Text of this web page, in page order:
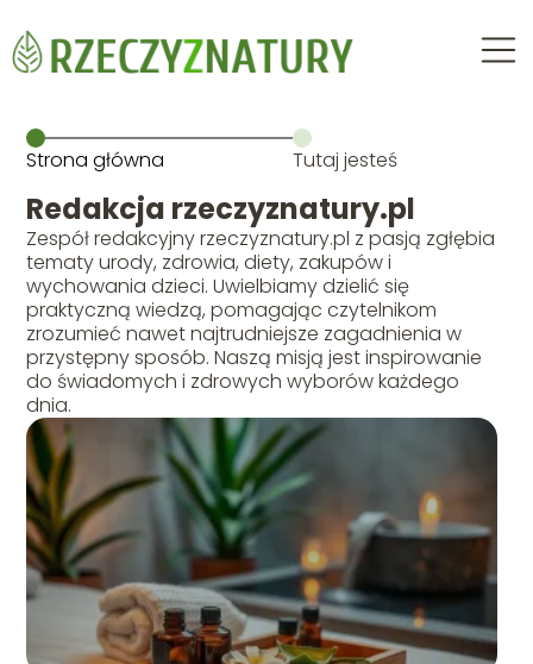
Strona główna Tutaj jesteś
Redakcja rzeczyznatury.pl
Zespół redakcyjny rzeczyznatury.pl z pasją zgłębia
tematy urody, zdrowia, diety, zakupów i
wychowania dzieci. Uwielbiamy dzielić się
praktyczną wiedzą, pomagając czytelnikom
zrozumieć nawet najtrudniejsze zagadnienia w
przystępny sposób. Naszą misją jest inspirowanie
do świadomych i zdrowych wyborów każdego
dnia.